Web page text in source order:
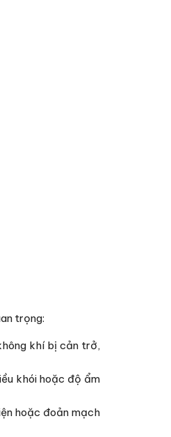
trọng:
khí bị cản trở,
khói hoặc độ ẩm
hoặc đoản mạch